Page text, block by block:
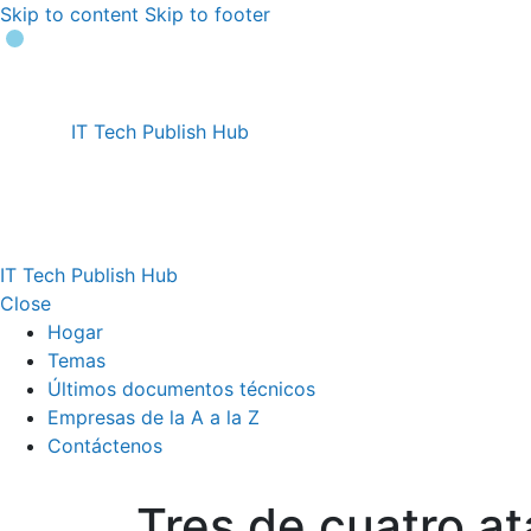
Skip to content Skip to footer
IT Tech Publish Hub
IT Tech Publish Hub
Close
Hogar
Temas
Últimos documentos técnicos
Empresas de la A a la Z
Contáctenos